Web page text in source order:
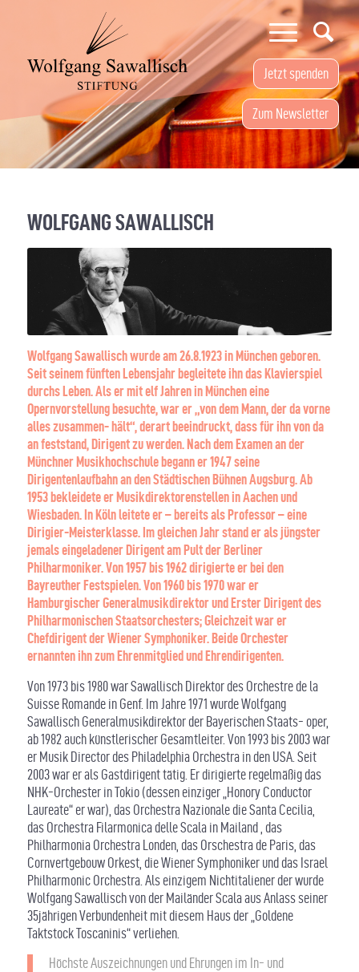
Zum Newsletter
Jetzt spenden
WOLFGANG SAWALLISCH
Wolfgang Sawallisch wurde am 26.8.1923 in München geboren.
Seit seinem fünften Lebensjahr begleitete ihn das Klavierspiel
durchs Leben. Als er mit elf Jahren in München eine
Opernvorstellung besuchte, war er „von dem Mann, der da vorne
alles zusammen- hält“, derart beeindruckt, dass für ihn von da
an feststand, Dirigent zu werden. Nach dem Examen an der
Münchner Musikhochschule begann er 1947 seine
Dirigentenlaufbahn an den Städtischen Bühnen Augsburg. Ab
1953 bekleidete er Musikdirektorenstellen in Aachen und
Wiesbaden. In Köln leitete er – bereits als Professor – eine
Dirigier-Meisterklasse. Im gleichen Jahr stand er als jüngster
jemals eingeladener Dirigent am Pult der Berliner
Philharmoniker. Von 1957 bis 1962 dirigierte er bei den
Bayreuther Festspielen. Von 1960 bis 1970 war er
Hamburgischer Generalmusikdirektor und Erster Dirigent des
Philharmonischen Staatsorchesters; Gleichzeit war er
Chefdirigent der Wiener Symphoniker. Beide Orchester
ernannten ihn zum Ehrenmitglied und Ehrendirigenten.
Von 1973 bis 1980 war Sawallisch Direktor des Orchestre de la
Suisse Romande in Genf. Im Jahre 1971 wurde Wolfgang
Sawallisch Generalmusikdirektor der Bayerischen Staats- oper,
ab 1982 auch künstlerischer Gesamtleiter. Von 1993 bis 2003 war
er Musik Director des Philadelphia Orchestra in den USA. Seit
2003 war er als Gastdirigent tätig. Er dirigierte regelmäßig das
NHK-Orchester in Tokio (dessen einziger „Honory Conductor
Laureate“ er war), das Orchestra Nazionale die Santa Cecilia,
das Orchestra Filarmonica delle Scala in Mailand , das
Philharmonia Orchestra Londen, das Orschestra de Paris, das
Cornvertgebouw Orkest, die Wiener Symphoniker und das Israel
Philharmonic Orchestra. Als einzigem Nichtitaliener der wurde
Wolfgang Sawallisch von der Mailänder Scala aus Anlass seiner
35jährigen Verbundenheit mit diesem Haus der „Goldene
Taktstock Toscaninis“ verliehen.
Höchste Auszeichnungen und Ehrungen im In- und